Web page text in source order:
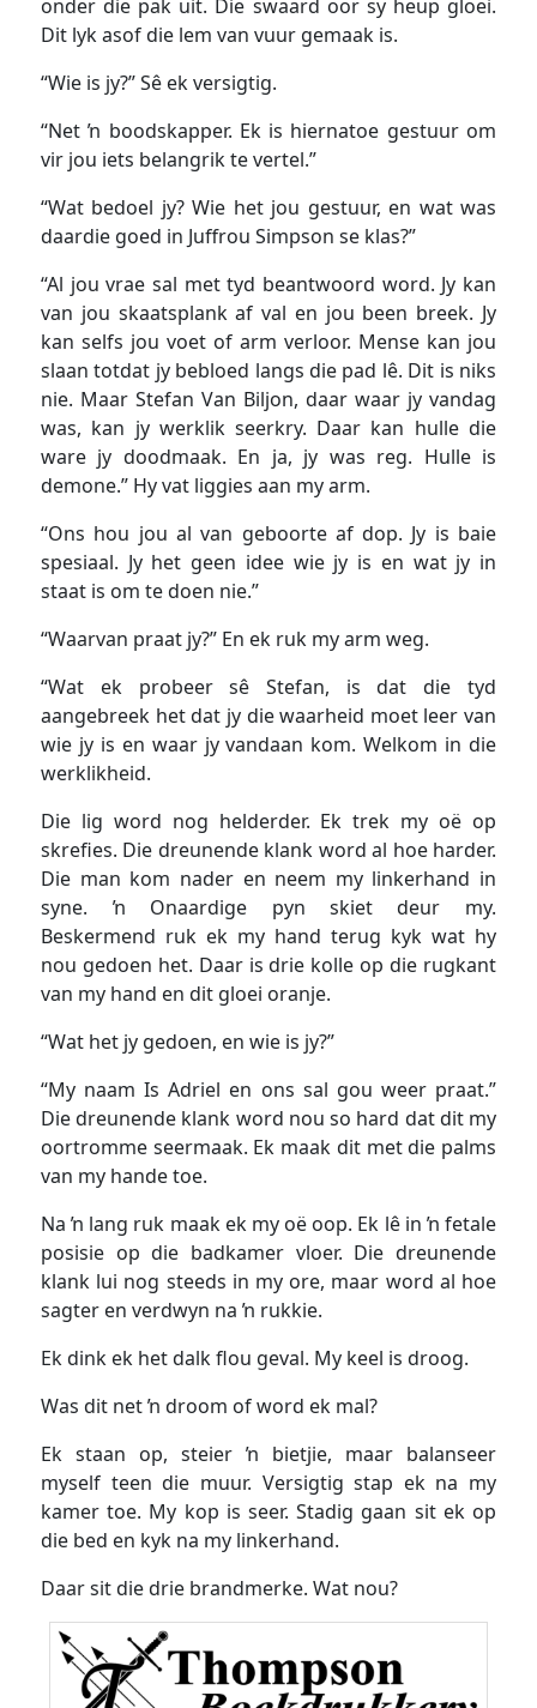
onder die pak uit. Die swaard oor sy heup gloei.
Dit lyk asof die lem van vuur gemaak is.
“Wie is jy?” Sê ek versigtig.
“Net ŉ boodskapper. Ek is hiernatoe gestuur om
vir jou iets belangrik te vertel.”
“Wat bedoel jy? Wie het jou gestuur, en wat was
daardie goed in Juffrou Simpson se klas?”
“Al jou vrae sal met tyd beantwoord word. Jy kan
van jou skaatsplank af val en jou been breek. Jy
kan selfs jou voet of arm verloor. Mense kan jou
slaan totdat jy bebloed langs die pad lê. Dit is niks
nie. Maar Stefan Van Biljon, daar waar jy vandag
was, kan jy werklik seerkry. Daar kan hulle die
ware jy doodmaak. En ja, jy was reg. Hulle is
demone.” Hy vat liggies aan my arm.
“Ons hou jou al van geboorte af dop. Jy is baie
spesiaal. Jy het geen idee wie jy is en wat jy in
staat is om te doen nie.”
“Waarvan praat jy?” En ek ruk my arm weg.
“Wat ek probeer sê Stefan, is dat die tyd
aangebreek het dat jy die waarheid moet leer van
wie jy is en waar jy vandaan kom. Welkom in die
werklikheid.
Die lig word nog helderder. Ek trek my oë op
skrefies. Die dreunende klank word al hoe harder.
Die man kom nader en neem my linkerhand in
syne. ŉ Onaardige pyn skiet deur my.
Beskermend ruk ek my hand terug kyk wat hy
nou gedoen het. Daar is drie kolle op die rugkant
van my hand en dit gloei oranje.
“Wat het jy gedoen, en wie is jy?”
“My naam Is Adriel en ons sal gou weer praat.”
Die dreunende klank word nou so hard dat dit my
oortromme seermaak. Ek maak dit met die palms
van my hande toe.
Na ŉ lang ruk maak ek my oë oop. Ek lê in ŉ fetale
posisie op die badkamer vloer. Die dreunende
klank lui nog steeds in my ore, maar word al hoe
sagter en verdwyn na ŉ rukkie.
Ek dink ek het dalk flou geval. My keel is droog.
Was dit net ŉ droom of word ek mal?
Ek staan op, steier ŉ bietjie, maar balanseer
myself teen die muur. Versigtig stap ek na my
kamer toe. My kop is seer. Stadig gaan sit ek op
die bed en kyk na my linkerhand.
Daar sit die drie brandmerke. Wat nou?